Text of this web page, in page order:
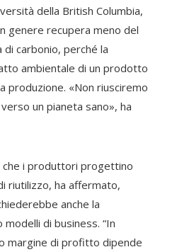
della British Columbia,
genere recupera meno del
carbonio, perché la
ambientale di un prodotto
produzione. «Non riusciremo
un pianeta sano», ha
i produttori progettino
riutilizzo, ha affermato,
anche la
di business. “In
margine di profitto dipende